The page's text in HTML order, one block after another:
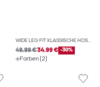
WIDE LEG FIT KLASSISCHE HOSEN
49.99 €34.99 € -30%
Farben (2)